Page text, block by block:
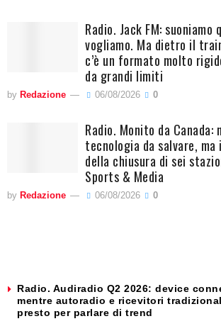
Radio. Jack FM: suoniamo
vogliamo. Ma dietro il
c’è un formato molto
da grandi limiti
by Redazione 06/08/2026 0
Radio. Monito da Canada:
tecnologia da salvare,
della chiusura di sei
Sports & Media
by Redazione 06/08/2026 0
Radio. Audiradio Q2 2026: device
mentre autoradio e ricevitori
presto per parlare di trend